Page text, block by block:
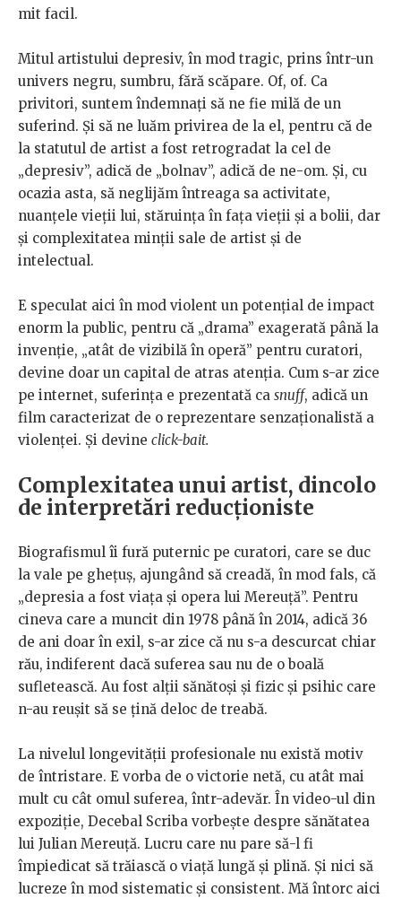
mit facil.
Mitul artistului depresiv, în mod tragic, prins într-un
univers negru, sumbru, fără scăpare. Of, of. Ca
privitori, suntem îndemnați să ne fie milă de un
suferind. Și să ne luăm privirea de la el, pentru că de
la statutul de artist a fost retrogradat la cel de
„depresiv”, adică de „bolnav”, adică de ne-om. Și, cu
ocazia asta, să neglijăm întreaga sa activitate,
nuanțele vieții lui, stăruința în fața vieții și a bolii, dar
și complexitatea minții sale de artist și de
intelectual.
E speculat aici în mod violent un potențial de impact
enorm la public, pentru că „drama” exagerată până la
invenție, „atât de vizibilă în operă” pentru curatori,
devine doar un capital de atras atenția. Cum s-ar zice
pe internet, suferința e prezentată ca snuff, adică un
film caracterizat de o reprezentare senzaționalistă a
violenței. Și devine click-bait.
Complexitatea unui artist, dincolo
de interpretări reducționiste
Biografismul îi fură puternic pe curatori, care se duc
la vale pe ghețuș, ajungând să creadă, în mod fals, că
„depresia a fost viața și opera lui Mereuță”. Pentru
cineva care a muncit din 1978 până în 2014, adică 36
de ani doar în exil, s-ar zice că nu s-a descurcat chiar
rău, indiferent dacă suferea sau nu de o boală
sufletească. Au fost alții sănătoși și fizic și psihic care
n-au reușit să se țină deloc de treabă.
La nivelul longevității profesionale nu există motiv
de întristare. E vorba de o victorie netă, cu atât mai
mult cu cât omul suferea, într-adevăr. În video-ul din
expoziție, Decebal Scriba vorbește despre sănătatea
lui Julian Mereuță. Lucru care nu pare să-l fi
împiedicat să trăiască o viață lungă și plină. Și nici să
lucreze în mod sistematic și consistent. Mă întorc aici